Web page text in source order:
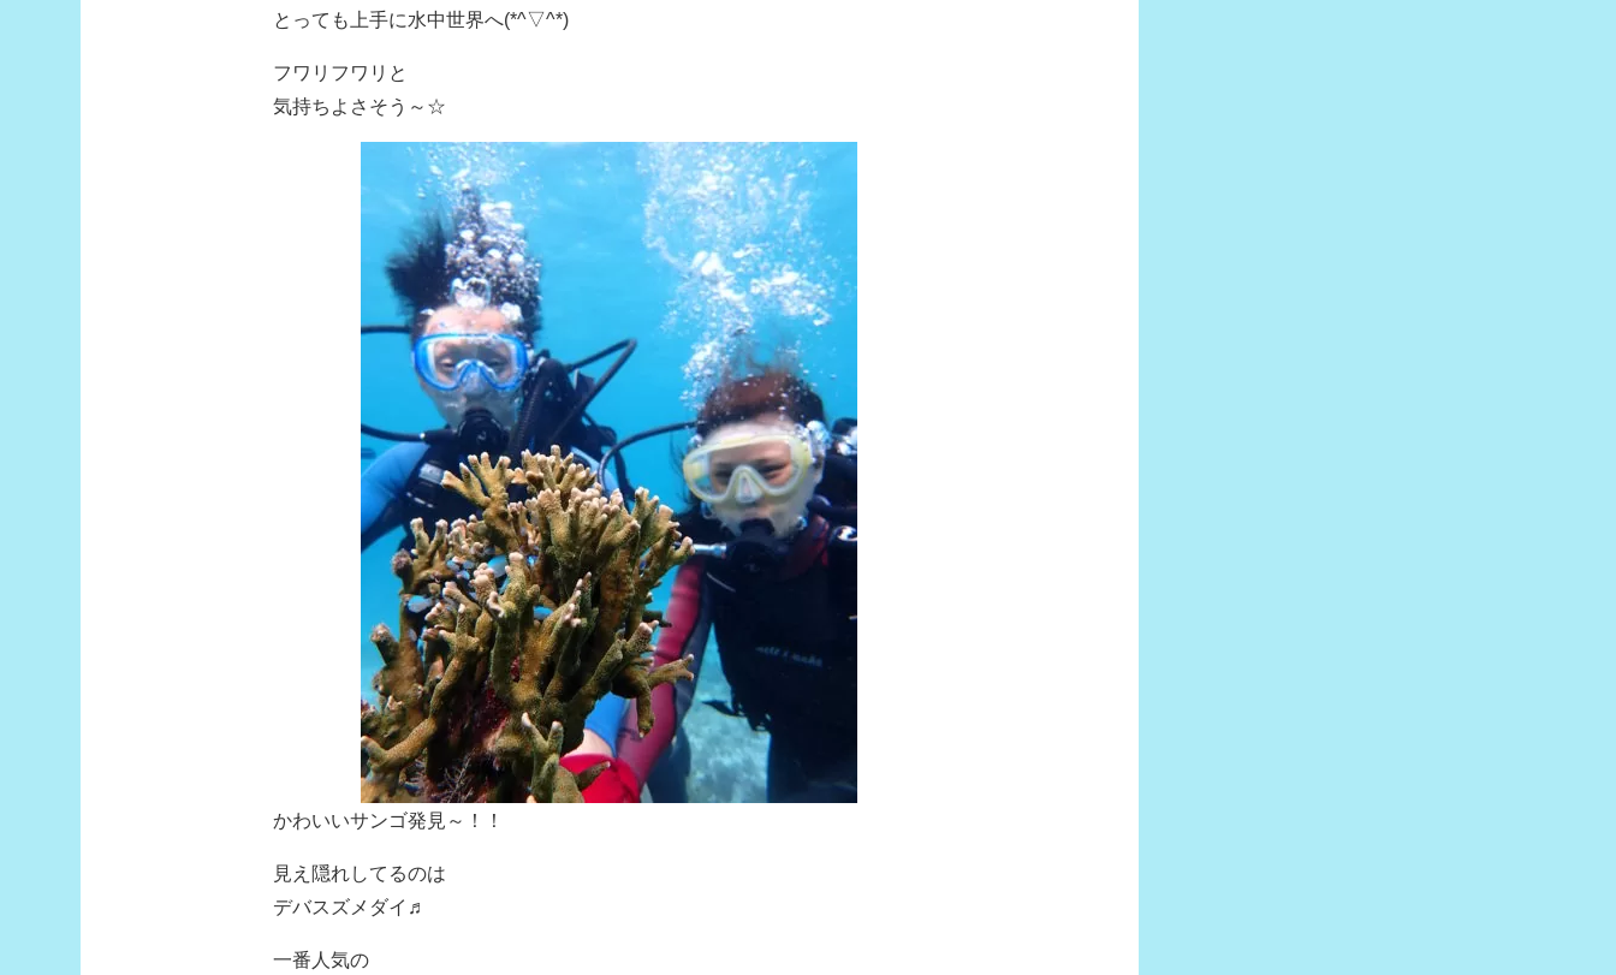
とっても上手に水中世界へ(*^▽^*)
フワリフワリと
気持ちよさそう～☆
かわいいサンゴ発見～！！
見え隠れしてるのは
デバスズメダイ♬
一番人気の